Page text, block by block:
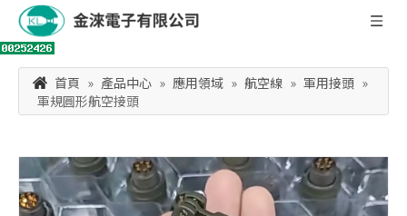
首頁 » 產品中心 » 應用領域 » 航空線 » 軍用接頭 »
軍規圓形航空接頭